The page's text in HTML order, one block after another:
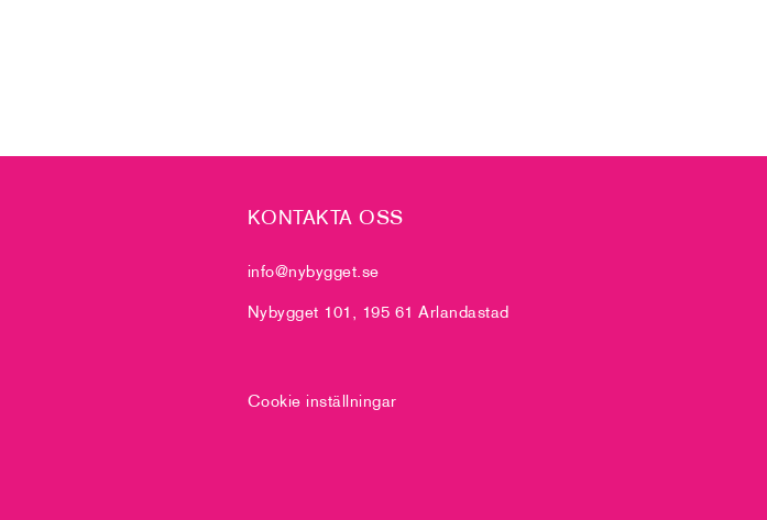
KONTAKTA OSS
info@nybygget.se
Nybygget 101, 195 61 Arlandastad
Cookie inställningar